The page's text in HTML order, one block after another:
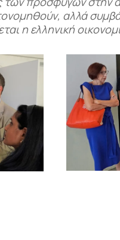
αλλά
η ελληνική